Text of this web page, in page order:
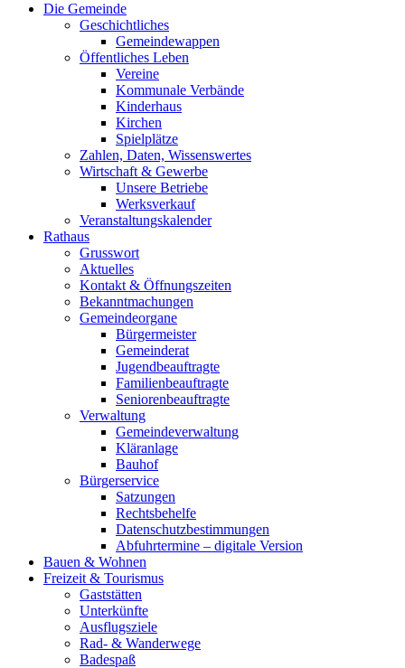
Die Gemeinde
Geschichtliches
Gemeindewappen
Öffentliches Leben
Vereine
Kommunale Verbände
Kinderhaus
Kirchen
Spielplätze
Zahlen, Daten, Wissenswertes
Wirtschaft & Gewerbe
Unsere Betriebe
Werksverkauf
Veranstaltungskalender
Rathaus
Grusswort
Aktuelles
Kontakt & Öffnungszeiten
Bekanntmachungen
Gemeindeorgane
Bürgermeister
Gemeinderat
Jugendbeauftragte
Familienbeauftragte
Seniorenbeauftragte
Verwaltung
Gemeindeverwaltung
Kläranlage
Bauhof
Bürgerservice
Satzungen
Rechtsbehelfe
Datenschutzbestimmungen
Abfuhrtermine – digitale Version
Bauen & Wohnen
Freizeit & Tourismus
Gaststätten
Unterkünfte
Ausflugsziele
Rad- & Wanderwege
Badespaß